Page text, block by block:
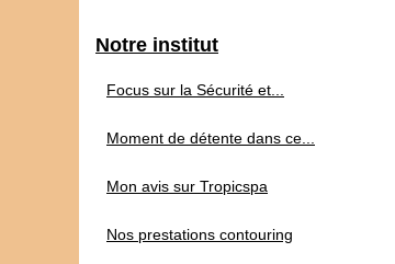
Notre institut
Focus sur la Sécurité et...
Moment de détente dans ce...
Mon avis sur Tropicspa
Nos prestations contouring